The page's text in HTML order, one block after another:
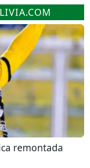
remontada